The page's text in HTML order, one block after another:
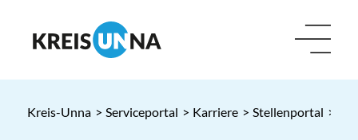
Kreis-Unna > Serviceportal > Karriere > Stellenportal >